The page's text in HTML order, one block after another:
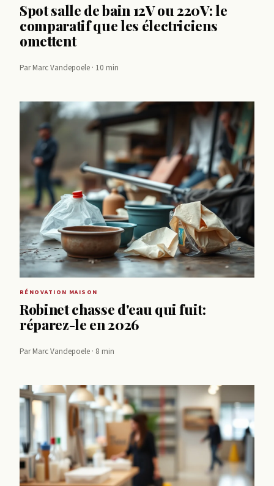
Spot salle de bain 12V ou 220V: le
comparatif que les électriciens
omettent
Par Marc Vandepoele · 10 min
RÉNOVATION MAISON
Robinet chasse d'eau qui fuit:
réparez-le en 2026
Par Marc Vandepoele · 8 min